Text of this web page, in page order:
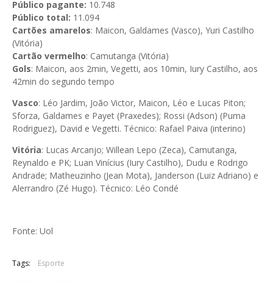
Público pagante: 10.748
Público total: 11.094
Cartões amarelos: Maicon, Galdames (Vasco), Yuri Castilho
(Vitória)
Cartão vermelho: Camutanga (Vitória)
Gols: Maicon, aos 2min, Vegetti, aos 10min, Iury Castilho, aos
42min do segundo tempo
Vasco: Léo Jardim, João Victor, Maicon, Léo e Lucas Piton;
Sforza, Galdames e Payet (Praxedes); Rossi (Adson) (Puma
Rodriguez), David e Vegetti. Técnico: Rafael Paiva (interino)
Vitória: Lucas Arcanjo; Willean Lepo (Zeca), Camutanga,
Reynaldo e PK; Luan Vinícius (Iury Castilho), Dudu e Rodrigo
Andrade; Matheuzinho (Jean Mota), Janderson (Luiz Adriano) e
Alerrandro (Zé Hugo). Técnico: Léo Condé
Fonte: Uol
Tags: Esporte